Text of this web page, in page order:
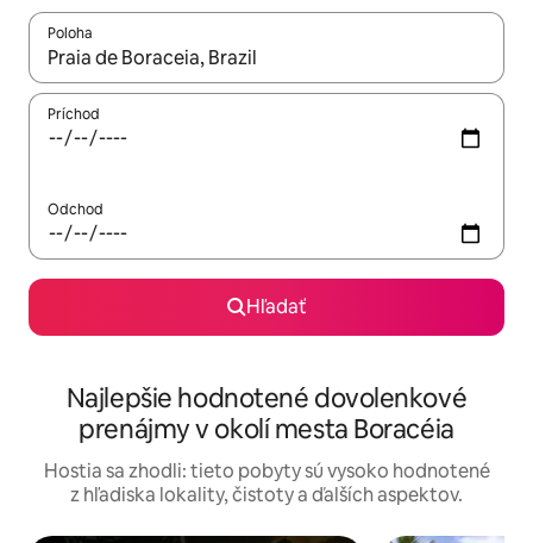
Poloha
Keď budú výsledky k dispozícii, môžete si ich prechádzať
Príchod
Odchod
Hľadať
Najlepšie hodnotené dovolenkové
prenájmy v okolí mesta Boracéia
Hostia sa zhodli: tieto pobyty sú vysoko hodnotené
z hľadiska lokality, čistoty a ďalších aspektov.